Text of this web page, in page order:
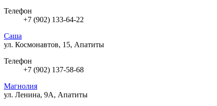
Телефон
+7 (902) 133-64-22
Саша
ул. Космонавтов, 15, Апатиты
Телефон
+7 (902) 137-58-68
Магнолия
ул. Ленина, 9А, Апатиты